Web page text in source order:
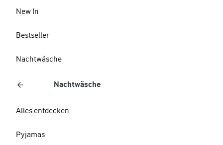
New In
Bestseller
Nachtwäsche
Nachtwäsche
Alles entdecken
Pyjamas